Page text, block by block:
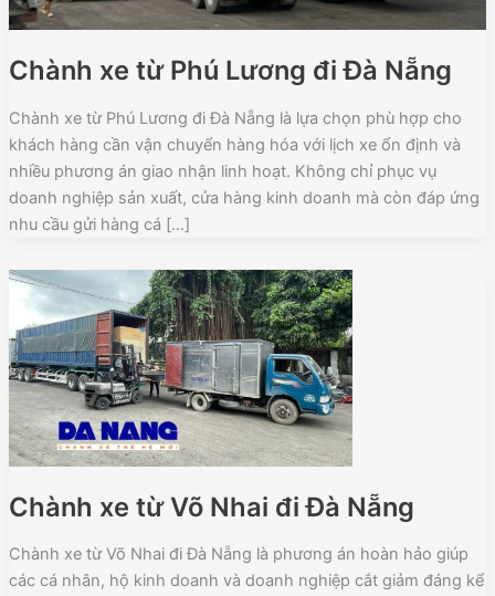
Chành xe từ Phú Lương đi Đà Nẵng
Chành xe từ Phú Lương đi Đà Nẵng là lựa chọn phù hợp cho
khách hàng cần vận chuyển hàng hóa với lịch xe ổn định và
nhiều phương án giao nhận linh hoạt. Không chỉ phục vụ
doanh nghiệp sản xuất, cửa hàng kinh doanh mà còn đáp ứng
nhu cầu gửi hàng cá […]
Chành xe từ Võ Nhai đi Đà Nẵng
Chành xe từ Võ Nhai đi Đà Nẵng là phương án hoàn hảo giúp
các cá nhân, hộ kinh doanh và doanh nghiệp cắt giảm đáng kể